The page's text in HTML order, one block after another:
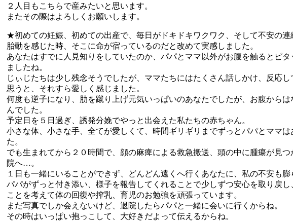
２人目もこちらで産みたいと思います。
またその際はよろしくお願いします。
★初めての妊娠、初めての出産で、毎日がドキドキワクワク、そして不安の連
胎動を感じた時、そこに命が宿っているのだと改めて実感しました。
あなたはすでに人見知りをしていたのか、パパとママ以外がお腹を触るとピ
ましたね。
じぃじたちは少し残念そうでしたが、ママたちにはたくさん話しかけ、反応し
思うと、それすら愛しく感じました。
何度も逆子になり、肋を蹴り上げ元気いっぱいのあなたでしたが、お腹から
んでした。
予定日を５日過ぎ、誘発分娩でやっと出会えた私たちの赤ちゃん。
小さな体、小さな手、全てが愛しくて、時間ギリギリまでずっとパパとママは
た。
でも生まれてから２０時間で、顔の麻痺による救急搬送、頭の中に腫瘍が見
院へ…。
１日も一緒にいることができず、どんどん遠くへ行くあなたに、私の不安も膨
パパがずっと付き添い、様子を報告してくれることで少しずつ安心を取り戻し
ことを考えて体の回復や搾乳、育児のお勉強を頑張っています。
まだ写真でしか会えないけど、退院したらパパと一緒に会いに行くからね。
その時はいっぱい抱っこして、大好きだよって伝えるからね。